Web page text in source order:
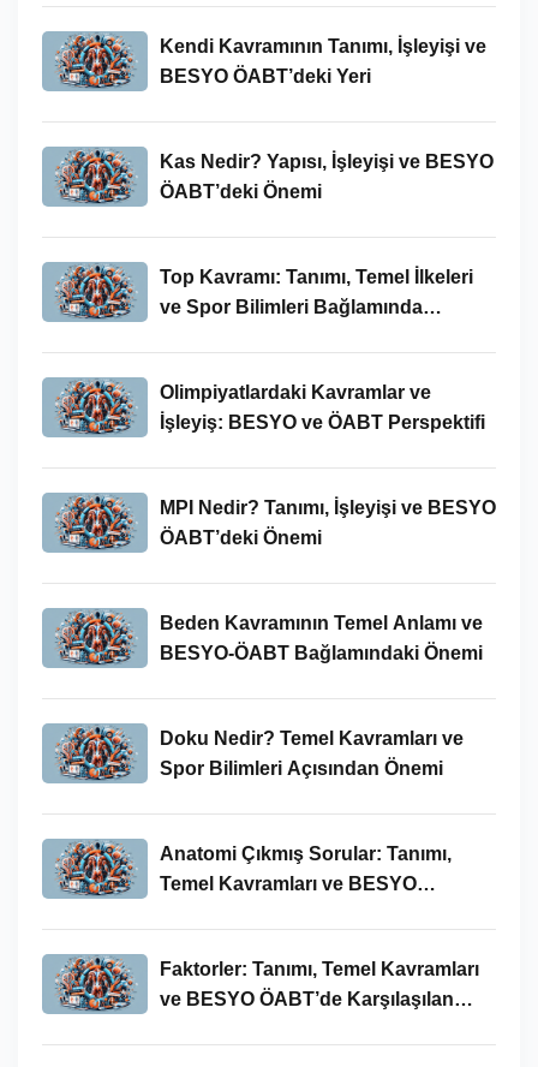
Kendi Kavramının Tanımı, İşleyişi ve
BESYO ÖABT’deki Yeri
Kas Nedir? Yapısı, İşleyişi ve BESYO
ÖABT’deki Önemi
Top Kavramı: Tanımı, Temel İlkeleri
ve Spor Bilimleri Bağlamında
Olimpiyatlardaki Kavramlar ve
İşleyiş: BESYO ve ÖABT Perspektifi
MPI Nedir? Tanımı, İşleyişi ve BESYO
ÖABT’deki Önemi
Beden Kavramının Temel Anlamı ve
BESYO-ÖABT Bağlamındaki Önemi
Doku Nedir? Temel Kavramları ve
Spor Bilimleri Açısından Önemi
Anatomi Çıkmış Sorular: Tanımı,
Temel Kavramları ve BESYO
Faktorler: Tanımı, Temel Kavramları
ve BESYO ÖABT’de Karşılaşılan